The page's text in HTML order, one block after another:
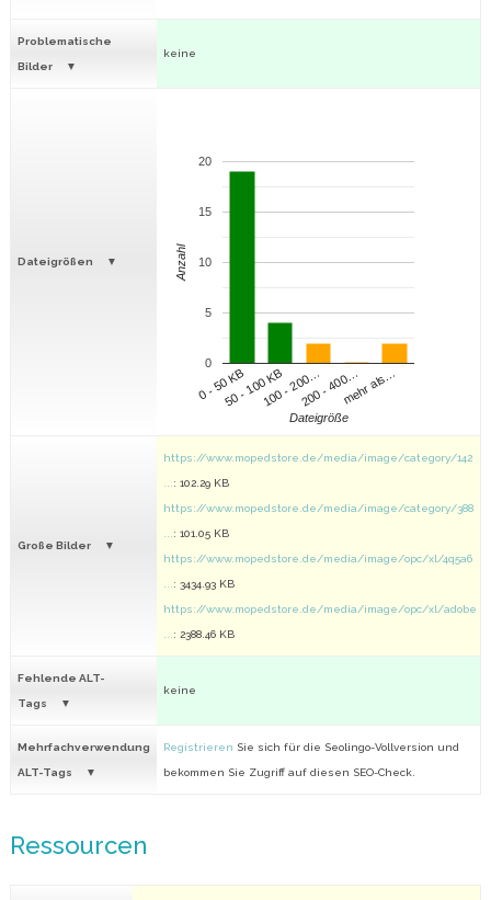
Problematische
Bilder
keine
Dateigrößen
0 - 50 KB50 - 100 KB100 - 200…200 - 400…mehr als…
0
5
10
15
20
Dateigröße
Anzahl
Große Bilder
https://www.mopedstore.de/media/image/category/142
: 102.29 KB
https://www.mopedstore.de/media/image/category/388
: 101.05 KB
https://www.mopedstore.de/media/image/opc/xl/4q5a6
: 3434.93 KB
https://www.mopedstore.de/media/image/opc/xl/adobe
: 2388.46 KB
Fehlende ALT-
Tags
keine
Mehrfachverwendung
ALT-Tags
Registrieren Sie sich für die Seolingo-Vollversion und
bekommen Sie Zugriff auf diesen SEO-Check.
Ressourcen